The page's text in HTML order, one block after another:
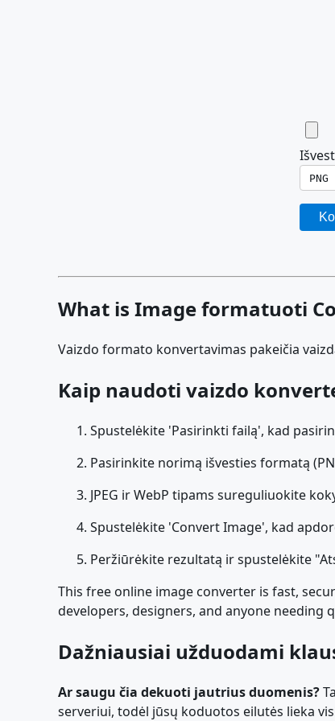
What is Image formatuoti
Vaizdo formato konvertavimas pakeičia
Kaip naudoti vaizdo
Spustelėkite 'Pasirinkti failą', kad
Pasirinkite norimą išvesties formatą
JPEG ir WebP tipams sureguliuokite
Spustelėkite 'Convert Image', kad
Peržiūrėkite rezultatą ir spustelėkite
This free online image converter is fast,
developers, designers, and anyone
Dažniausiai užduodami
Ar saugu čia dekuoti jautrius duomenis?
serveriui, todėl jūsų koduotos eilutės lieka